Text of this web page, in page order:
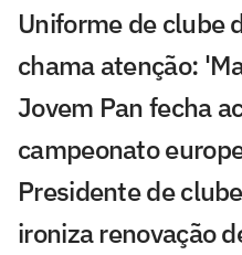
Uniforme de clube
chama atenção:
Jovem Pan fecha
campeonato
Presidente de
ironiza renovação